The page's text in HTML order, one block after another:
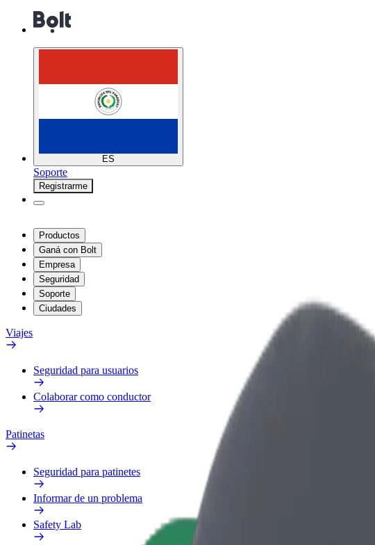
ES
Soporte
Registrarme
Productos
Ganá con Bolt
Empresa
Seguridad
Soporte
Ciudades
Viajes
Seguridad para usuarios
Colaborar como conductor
Patinetas
Seguridad para patinetes
Informar de un problema
Safety Lab